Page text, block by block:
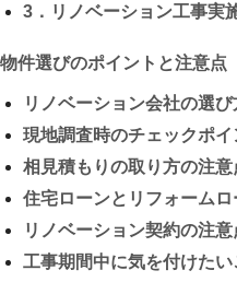
3．リノベーション工事実
物件選びのポイントと注意点
リノベーション会社の選
現地調査時のチェックポ
相見積もりの取り方の注意
住宅ローンとリフォーム
リノベーション契約の注意
工事期間中に気を付けたい